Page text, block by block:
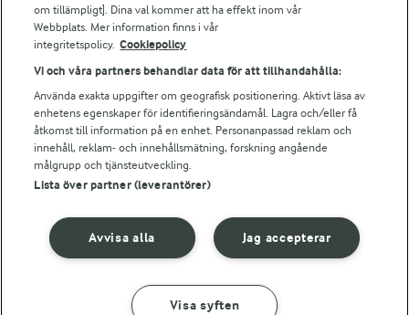
Följ oss
© 2026 Arla Foods
Integritetspolicy
om tillämpligt]. Dina val kommer att ha effekt inom vår
Webbplats. Mer information finns i vår
integritetspolicy. Cookiepolicy
Vi och våra partners behandlar data för att tillhandahålla:
Använda exakta uppgifter om geografisk positionering. Aktivt läsa av
enhetens egenskaper för identifieringsändamål. Lagra och/eller få
åtkomst till information på en enhet. Personanpassad reklam och
innehåll, reklam- och innehållsmätning, forskning angående
målgrupp och tjänsteutveckling.
Lista över partner (leverantörer)
Jag accepterar
Avvisa alla
Visa syften